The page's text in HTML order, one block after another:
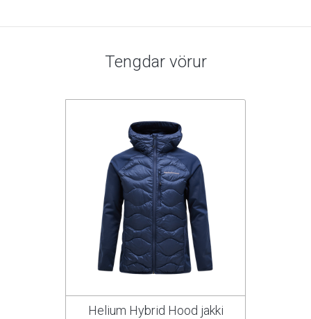
Tengdar vörur
Helium Hybrid Hood jakki